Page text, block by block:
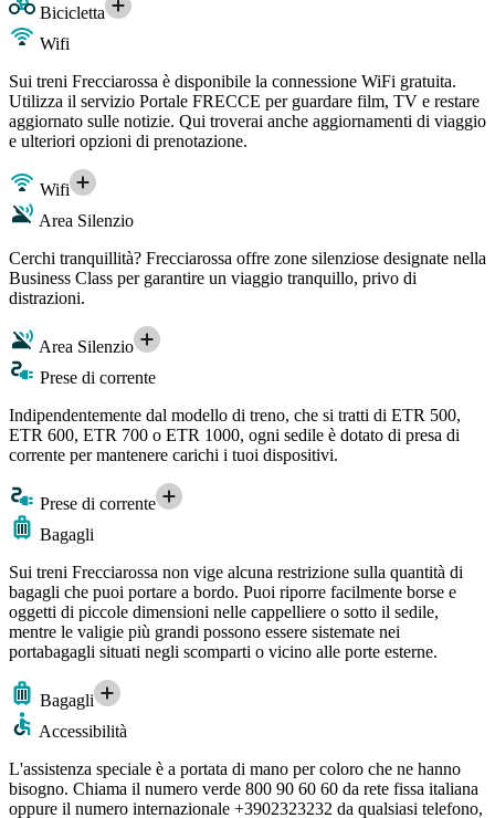
Bicicletta
Wifi
Sui treni Frecciarossa è disponibile la connessione WiFi gratuita.
Utilizza il servizio Portale FRECCE per guardare film, TV e restare
aggiornato sulle notizie. Qui troverai anche aggiornamenti di viaggio
e ulteriori opzioni di prenotazione.
Wifi
Area Silenzio
Cerchi tranquillità? Frecciarossa offre zone silenziose designate nella
Business Class per garantire un viaggio tranquillo, privo di
distrazioni.
Area Silenzio
Prese di corrente
Indipendentemente dal modello di treno, che si tratti di ETR 500,
ETR 600, ETR 700 o ETR 1000, ogni sedile è dotato di presa di
corrente per mantenere carichi i tuoi dispositivi.
Prese di corrente
Bagagli
Sui treni Frecciarossa non vige alcuna restrizione sulla quantità di
bagagli che puoi portare a bordo. Puoi riporre facilmente borse e
oggetti di piccole dimensioni nelle cappelliere o sotto il sedile,
mentre le valigie più grandi possono essere sistemate nei
portabagagli situati negli scomparti o vicino alle porte esterne.
Bagagli
Accessibilità
L'assistenza speciale è a portata di mano per coloro che ne hanno
bisogno. Chiama il numero verde 800 90 60 60 da rete fissa italiana
oppure il numero internazionale +3902323232 da qualsiasi telefono,